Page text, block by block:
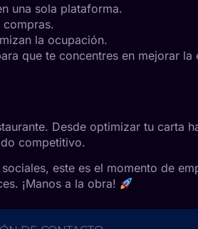
una sola plataforma.
la ocupación.
que te concentres en mejorar la
Desde optimizar tu carta
competitivo.
este es el momento de
¡Manos a la obra!